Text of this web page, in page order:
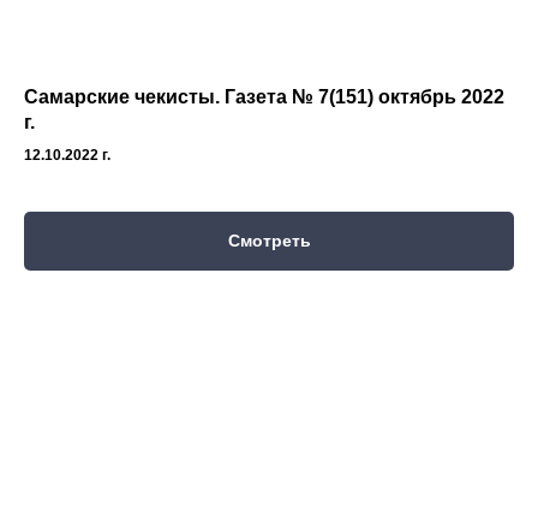
Самарские чекисты. Газета № 7(151) октябрь 2022
г.
12.10.2022 г.
Смотреть